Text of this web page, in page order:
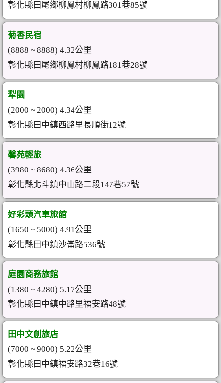
彰化縣田尾鄉柳鳳村柳鳳路301巷85號
菊香民宿
(8888 ~ 8888) 4.32公里
彰化縣田尾鄉柳鳳村柳鳳路181巷28號
犁園
(2000 ~ 2000) 4.34公里
彰化縣田中鎮西路里長順街12號
馨苑輕旅
(3980 ~ 8680) 4.36公里
彰化縣北斗鎮中山路二段147巷57號
好彩頭汽車旅館
(1650 ~ 5000) 4.91公里
彰化縣田中鎮沙崙路536號
庭園商務旅館
(1380 ~ 4280) 5.17公里
彰化縣田中鎮中路里福安路48號
田中文創旅店
(7000 ~ 9000) 5.22公里
彰化縣田中鎮福安路32巷16號